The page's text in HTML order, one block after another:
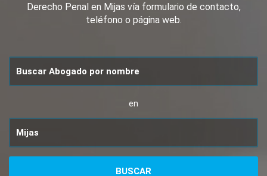
Derecho Penal en Mijas vía formulario de contacto,
teléfono o página web.
en